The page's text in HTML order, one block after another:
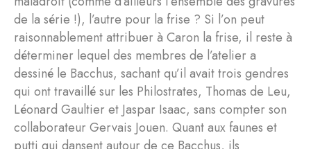
de la série !), l’autre pour la frise ? Si l’on peut
raisonnablement attribuer à Caron la frise, il reste à
déterminer lequel des membres de l’atelier a
dessiné le Bacchus, sachant qu’il avait trois gendres
qui ont travaillé sur les Philostrates, Thomas de Leu,
Léonard Gaultier et Jaspar Isaac, sans compter son
collaborateur Gervais Jouen. Quant aux faunes et
putti qui dansent autour de ce Bacchus, ils